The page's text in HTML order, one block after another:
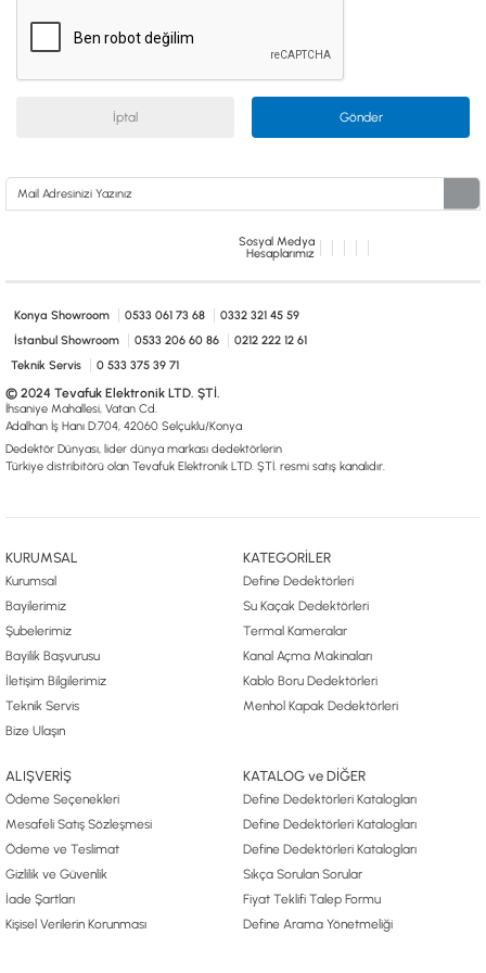
© 2024 Tevafuk Elektronik LTD. ŞTİ.
Dedektör Dünyası, lider dünya markası dedektörlerin
Türkiye distribitörü olan Tevafuk Elektronik LTD. ŞTİ. resmi satış kanalıdır.
İptal Gönder
Sosyal Medya
Hesaplarımız
Konya Showroom 0533 061 73 68
0332 321 45 59
İstanbul Showroom
0533 206 60 86
0212 222 12 61
Teknik Servis
0 533 375 39 71
© 2024 Tevafuk Elektronik LTD. ŞTİ.
İhsaniye Mahallesi, Vatan Cd.
Adalhan İş Hanı D:704, 42060 Selçuklu/Konya
Dedektör Dünyası, lider dünya markası dedektörlerin
Türkiye distribitörü olan Tevafuk Elektronik LTD. ŞTİ. resmi satış kanalıdır.
KURUMSAL
Kurumsal
Bayilerimiz
Şubelerimiz
Bayilik Başvurusu
İletişim Bilgilerimiz
Teknik Servis
Bize Ulaşın
KATEGORİLER
Define Dedektörleri
Su Kaçak Dedektörleri
Termal Kameralar
Kanal Açma Makinaları
Kablo Boru Dedektörleri
Menhol Kapak Dedektörleri
ALIŞVERİŞ
Ödeme Seçenekleri
Mesafeli Satış Sözleşmesi
Ödeme ve Teslimat
Gizlilik ve Güvenlik
İade Şartları
Kişisel Verilerin Korunması
KATALOG ve DİĞER
Define Dedektörleri Katalogları
Define Dedektörleri Katalogları
Define Dedektörleri Katalogları
Sıkça Sorulan Sorular
Fiyat Teklifi Talep Formu
Define Arama Yönetmeliği